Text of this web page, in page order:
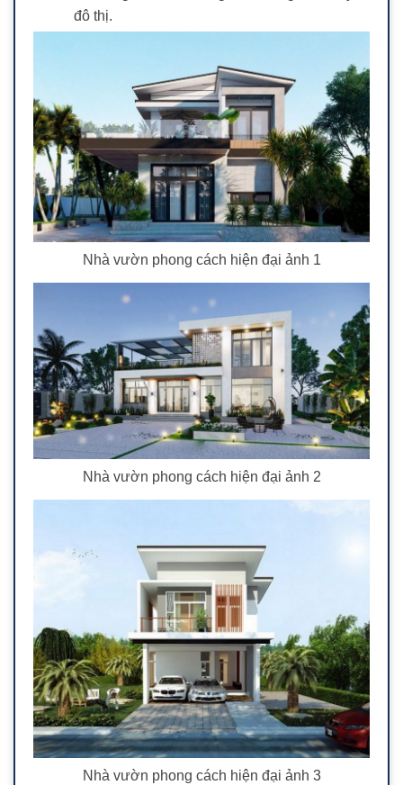
đô thị.
Nhà vườn phong cách hiện đại ảnh 1
Nhà vườn phong cách hiện đại ảnh 2
Nhà vườn phong cách hiện đại ảnh 3